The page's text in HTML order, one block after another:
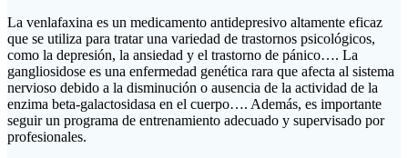
La venlafaxina es un medicamento antidepresivo altamente eficaz
que se utiliza para tratar una variedad de trastornos psicológicos,
como la depresión, la ansiedad y el trastorno de pánico…. La
gangliosidose es una enfermedad genética rara que afecta al sistema
nervioso debido a la disminución o ausencia de la actividad de la
enzima beta-galactosidasa en el cuerpo…. Además, es importante
seguir un programa de entrenamiento adecuado y supervisado por
profesionales.